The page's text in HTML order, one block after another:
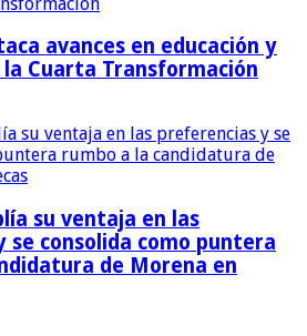
avances en educación y
Cuarta Transformación
su ventaja en las
se consolida como puntera
de Morena en